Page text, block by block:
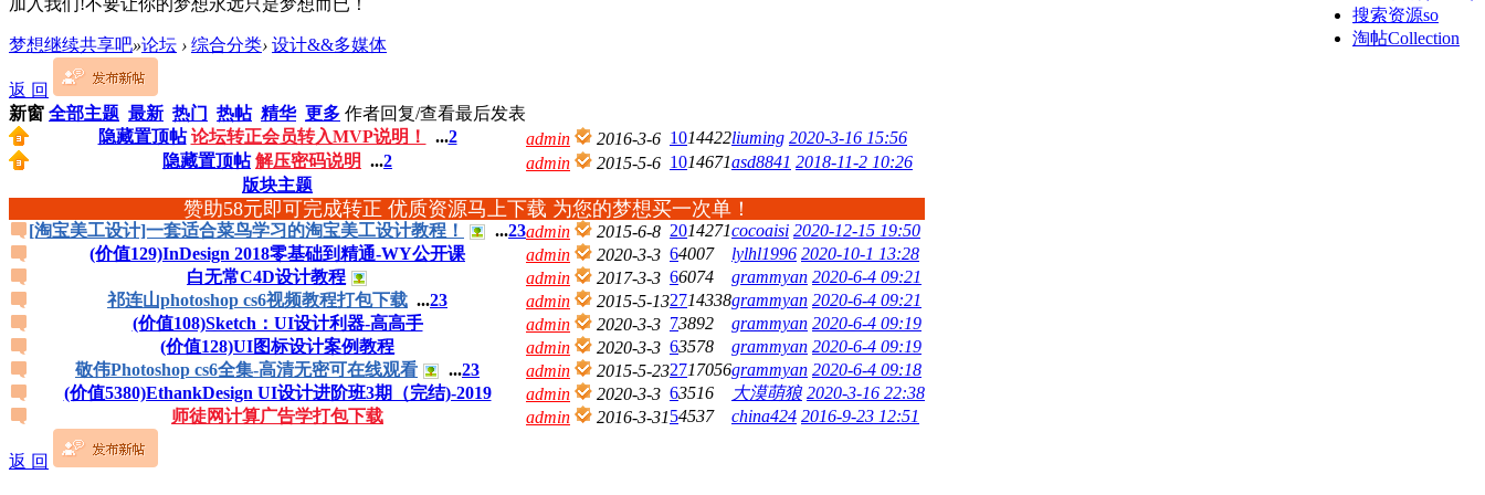
搜索资源so
淘帖Collection
梦想继续共享吧»论坛 › 综合分类› 设计&&多媒体
返 回
新窗 全部主题 最新 热门 热帖 精华 更多 作者回复/查看最后发表
隐藏置顶帖 论坛转正会员转入MVP说明！ ...2 admin 2016-3-6 1014422liuming 2020-3-16 15:56
隐藏置顶帖 解压密码说明 ...2 admin 2015-5-6 1014671asd8841 2018-11-2 10:26
版块主题
赞助58元即可完成转正 优质资源马上下载 为您的梦想买一次单！
[淘宝美工设计]一套适合菜鸟学习的淘宝美工设计教程！ ...23admin 2015-6-8 2014271cocoaisi 2020-12-15 19:50
(价值129)InDesign 2018零基础到精通-WY公开课
admin 2020-3-3 64007 lylhl1996 2020-10-1 13:28
白无常C4D设计教程
admin 2017-3-3 66074 grammyan 2020-6-4 09:21
祁连山photoshop cs6视频教程打包下载 ...23 admin 2015-5-132714338grammyan 2020-6-4 09:21
(价值108)Sketch：UI设计利器-高高手
admin 2020-3-3 73892 grammyan 2020-6-4 09:19
(价值128)UI图标设计案例教程
admin 2020-3-3 63578 grammyan 2020-6-4 09:19
敬伟Photoshop cs6全集-高清无密可在线观看
...23 admin 2015-5-232717056grammyan 2020-6-4 09:18
(价值5380)EthankDesign UI设计进阶班3期（完结)-2019
admin 2020-3-3 63516 大漠萌狼 2020-3-16 22:38
师徒网计算广告学打包下载
admin 2016-3-3154537 china424 2016-9-23 12:51
返 回